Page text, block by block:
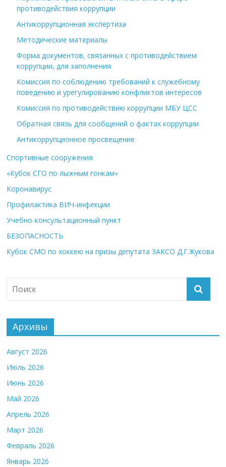
противодействия коррупции
Антикоррупционная экспертиза
Методические материалы
Форма документов, связанных с противодействием
коррупции, для заполнения
Комиссия по соблюдению требований к служебному
поведению и урегулированию конфликтов интересов
Комиссия по противодействию коррупции МБУ ЦСС
Обратная связь для сообщений о фактах коррупции
Антикоррупционное просвещение
Спортивные сооружения
«Кубок СГО по лыжным гонкам»
Коронавирус
Профилактика ВИЧ-инфекции
Учебно-консультационный пункт
БЕЗОПАСНОСТЬ
Кубок СМО по хоккею на призы депутата ЗАКСО Д.Г.Жукова
Архивы
Август 2026
Июль 2026
Июнь 2026
Май 2026
Апрель 2026
Март 2026
Февраль 2026
Январь 2026